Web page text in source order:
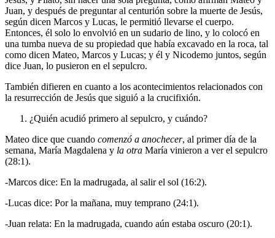
Juan, y después de preguntar al centurión sobre la muerte de Jesús,
según dicen Marcos y Lucas, le permitió llevarse el cuerpo.
Entonces, él solo lo envolvió en un sudario de lino, y lo colocó en
una tumba nueva de su propiedad que había excavado en la roca, tal
como dicen Mateo, Marcos y Lucas; y él y Nicodemo juntos, según
dice Juan, lo pusieron en el sepulcro.
También difieren en cuanto a los acontecimientos relacionados con
la resurrección de Jesús que siguió a la crucifixión.
¿Quién acudió primero al sepulcro, y cuándo?
Mateo dice que cuando comenzó a anochecer, al primer día de la
semana, María Magdalena y la otra María vinieron a ver el sepulcro
(28:1).
-Marcos dice: En la madrugada, al salir el sol (16:2).
-Lucas dice: Por la mañana, muy temprano (24:1).
-Juan relata: En la madrugada, cuando aún estaba oscuro (20:1).